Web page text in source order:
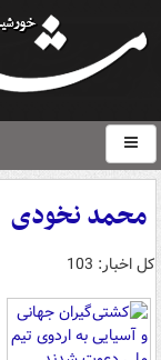
محمد نخودی
کل اخبار: 103